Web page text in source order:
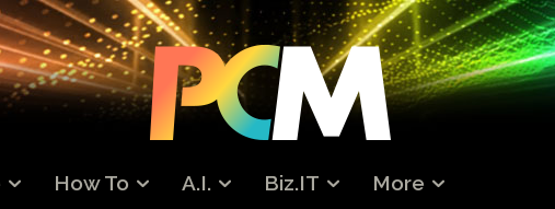
How To A.I. Biz.IT More